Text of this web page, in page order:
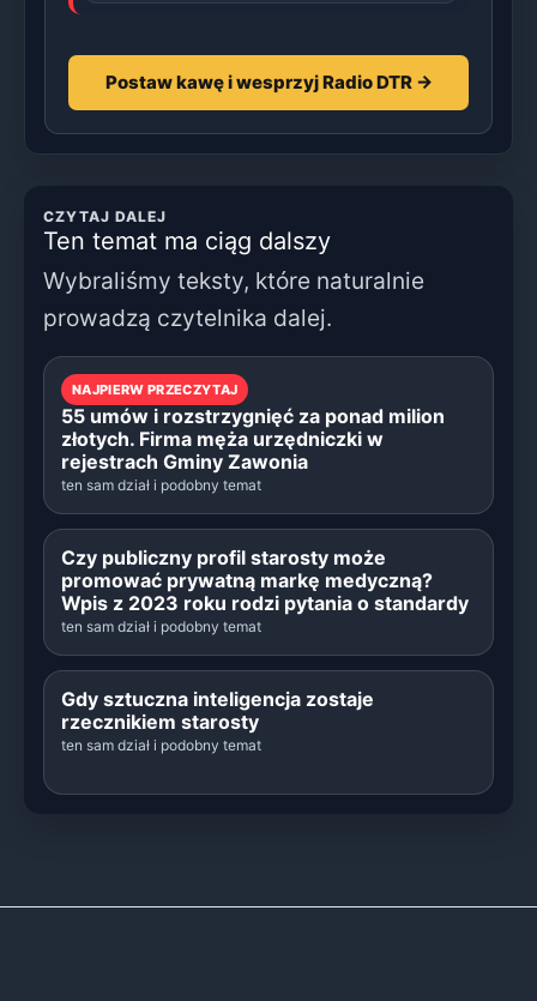
Postaw kawę i wesprzyj Radio DTR →
CZYTAJ DALEJ
Ten temat ma ciąg dalszy
Wybraliśmy teksty, które naturalnie
prowadzą czytelnika dalej.
NAJPIERW PRZECZYTAJ
55 umów i rozstrzygnięć za ponad milion
złotych. Firma męża urzędniczki w
rejestrach Gminy Zawonia
ten sam dział i podobny temat
Czy publiczny profil starosty może
promować prywatną markę medyczną?
Wpis z 2023 roku rodzi pytania o standardy
ten sam dział i podobny temat
Gdy sztuczna inteligencja zostaje
rzecznikiem starosty
ten sam dział i podobny temat